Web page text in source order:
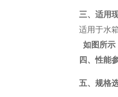
三、适用
适用于水
如图所示
四、性能
五、规格